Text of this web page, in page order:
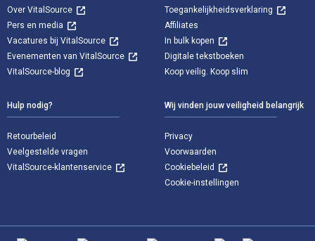
Over VitalSource
Pers en media
Vacatures bij VitalSource
Evenementen van VitalSource
VitalSource-blog
Toegankelijkheidsverklaring
Affiliates
In bulk kopen
Digitale tekstboeken
Koop veilig. Koop slim
Hulp nodig?
Retourbeleid
Veelgestelde vragen
VitalSource-klantenservice
Wij vinden jouw veiligheid belangrijk
Privacy
Voorwaarden
Cookiebeleid
Cookie-instellingen